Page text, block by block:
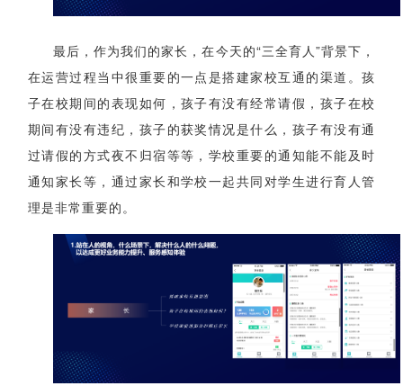
最后，作为我们的家长，在今天的“三全育人”背景下，
在运营过程当中很重要的一点是搭建家校互通的渠道。孩
子在校期间的表现如何，孩子有没有经常请假，孩子在校
期间有没有违纪，孩子的获奖情况是什么，孩子有没有通
过请假的方式夜不归宿等等，学校重要的通知能不能及时
通知家长等，通过家长和学校一起共同对学生进行育人管
理是非常重要的。